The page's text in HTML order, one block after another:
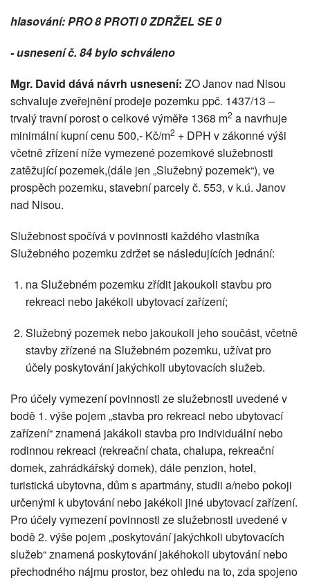
hlasování: PRO 8 PROTI 0 ZDRŽEL SE 0
- usnesení č. 84 bylo schváleno
Mgr. David dává návrh usnesení: ZO Janov nad Nisou
schvaluje zveřejnění prodeje pozemku ppč. 1437/13 –
trvalý travní porost o celkové výměře 1368 m2 a navrhuje
minimální kupní cenu 500,- Kč/m2 + DPH v zákonné výši
včetně zřízení níže vymezené pozemkové služebnosti
zatěžující pozemek,(dále jen „Služebný pozemek“), ve
prospěch pozemku, stavební parcely č. 553, v k.ú. Janov
nad Nisou.
Služebnost spočívá v povinnosti každého vlastníka
Služebného pozemku zdržet se následujících jednání:
na Služebném pozemku zřídit jakoukoli stavbu pro
rekreaci nebo jakékoli ubytovací zařízení;
Služebný pozemek nebo jakoukoli jeho součást, včetně
stavby zřízené na Služebném pozemku, užívat pro
účely poskytování jakýchkoli ubytovacích služeb.
Pro účely vymezení povinnosti ze služebnosti uvedené v
bodě 1. výše pojem „stavba pro rekreaci nebo ubytovací
zařízení“ znamená jakákoli stavba pro individuální nebo
rodinnou rekreaci (rekreační chata, chalupa, rekreační
domek, zahrádkářský domek), dále penzion, hotel,
turistická ubytovna, dům s apartmány, studii a/nebo pokoji
určenými k ubytování nebo jakékoli jiné ubytovací zařízení.
Pro účely vymezení povinnosti ze služebnosti uvedené v
bodě 2. výše pojem „poskytování jakýchkoli ubytovacích
služeb“ znamená poskytování jakéhokoli ubytování nebo
přechodného nájmu prostor, bez ohledu na to, zda spojeno